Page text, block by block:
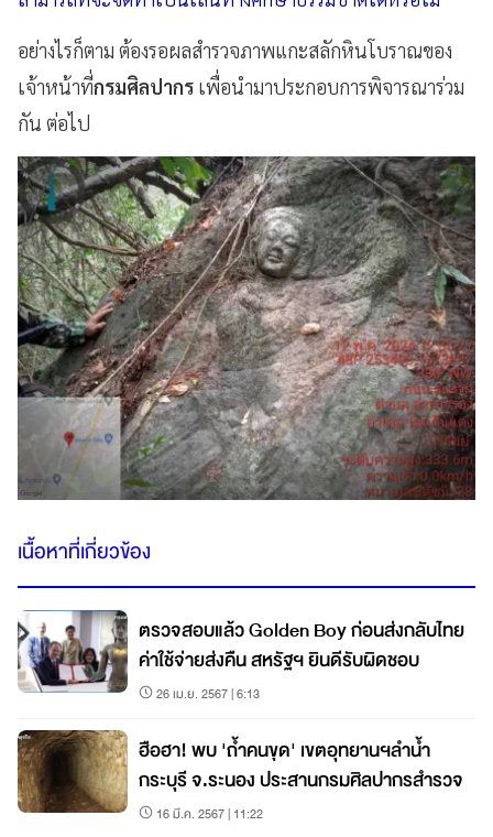
อย่างไรก็ตาม ต้องรอผลสำรวจภาพแกะสลักหินโบราณของ
เจ้าหน้าที่กรมศิลปากร เพื่อนำมาประกอบการพิจารณาร่วม
กัน ต่อไป
เนื้อหาที่เกี่ยวข้อง
ตรวจสอบแล้ว Golden Boy ก่อนส่งกลับไทย
ค่าใช้จ่ายส่งคืน สหรัฐฯ ยินดีรับผิดชอบ
26 เม.ย. 2567 | 6:13
ฮือฮา! พบ 'ถ้ำคนขุด' เขตอุทยานฯลำน้ำ
กระบุรี จ.ระนอง ประสานกรมศิลปากรสำรวจ
16 มี.ค. 2567 | 11:22